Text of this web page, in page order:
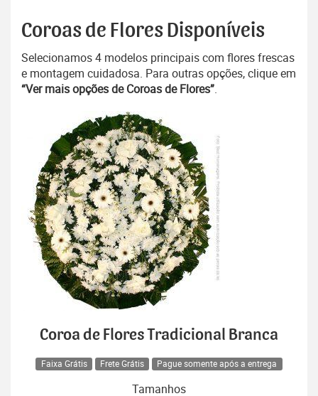
Coroas de Flores Disponíveis
Selecionamos 4 modelos principais com flores frescas
e montagem cuidadosa. Para outras opções, clique em
“Ver mais opções de Coroas de Flores”.
Coroa de Flores Tradicional Branca
Faixa Grátis Frete Grátis Pague somente após a entrega
Tamanhos